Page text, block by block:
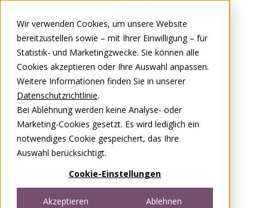
Wir verwenden Cookies, um unsere Website
bereitzustellen sowie – mit Ihrer Einwilligung – für
Statistik- und Marketingzwecke. Sie können alle
Cookies akzeptieren oder Ihre Auswahl anpassen.
Weitere Informationen finden Sie in unserer
Datenschutzrichtlinie.
Bei Ablehnung werden keine Analyse- oder
Marketing-Cookies gesetzt. Es wird lediglich ein
notwendiges Cookie gespeichert, das Ihre
Auswahl berücksichtigt.
Cookie-Einstellungen
Akzeptieren Ablehnen
0848 00 77 88